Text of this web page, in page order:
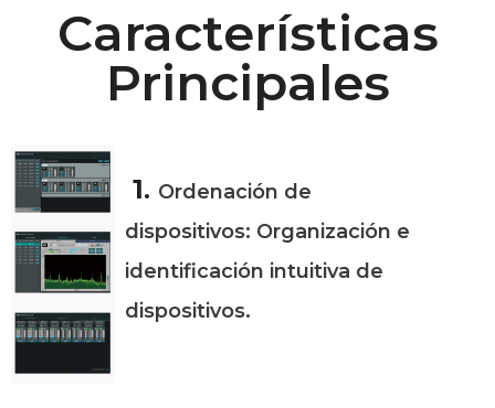
Características
Principales
1. Ordenación de
dispositivos: Organización e
identificación intuitiva de
dispositivos.